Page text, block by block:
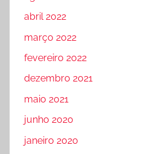
abril 2022
março 2022
fevereiro 2022
dezembro 2021
maio 2021
junho 2020
janeiro 2020